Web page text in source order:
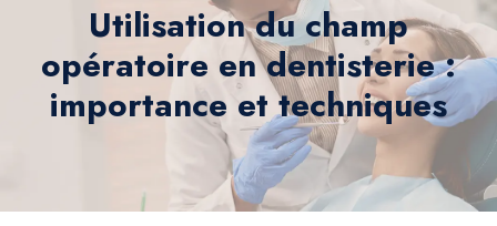
Utilisation du champ
opératoire en dentisterie :
importance et techniques